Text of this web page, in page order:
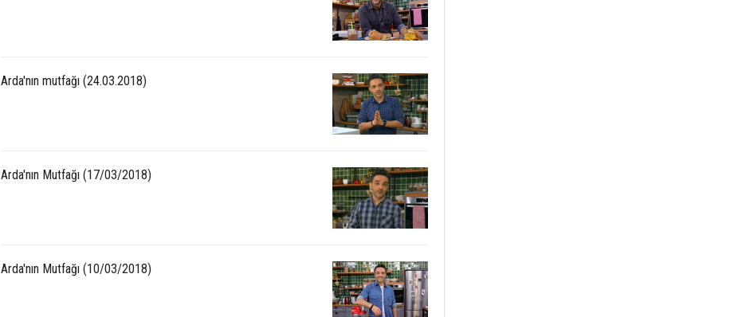
Arda'nın mutfağı (24.03.2018)
Arda'nın Mutfağı (17/03/2018)
Arda'nın Mutfağı (10/03/2018)